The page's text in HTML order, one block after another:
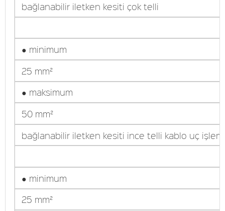
bağlanabilir iletken kesiti çok telli
● minimum
25 mm²
● maksimum
50 mm²
bağlanabilir iletken kesiti ince telli kablo uç
● minimum
25 mm²